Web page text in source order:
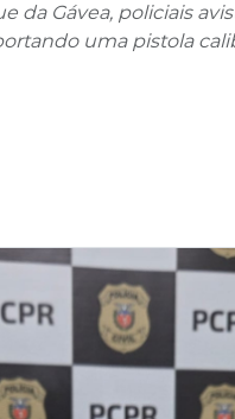
da Gávea, policiais
uma pistola